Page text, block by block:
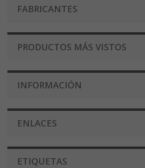
FABRICANTES
PRODUCTOS MÁS VISTOS
INFORMACIÓN
ENLACES
ETIQUETAS